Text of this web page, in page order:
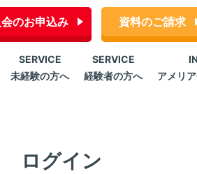
のお申込み 資料のご請求
SERVICE
未経験の方へ
SERVICE
経験者の方へ
アメリ
ログイン